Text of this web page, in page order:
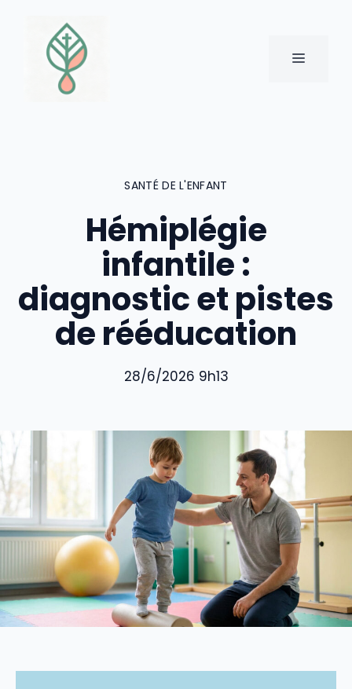
contenu
MENU
SANTÉ DE L'ENFANT
Hémiplégie
infantile :
diagnostic et pistes
de rééducation
28/6/2026 9h13